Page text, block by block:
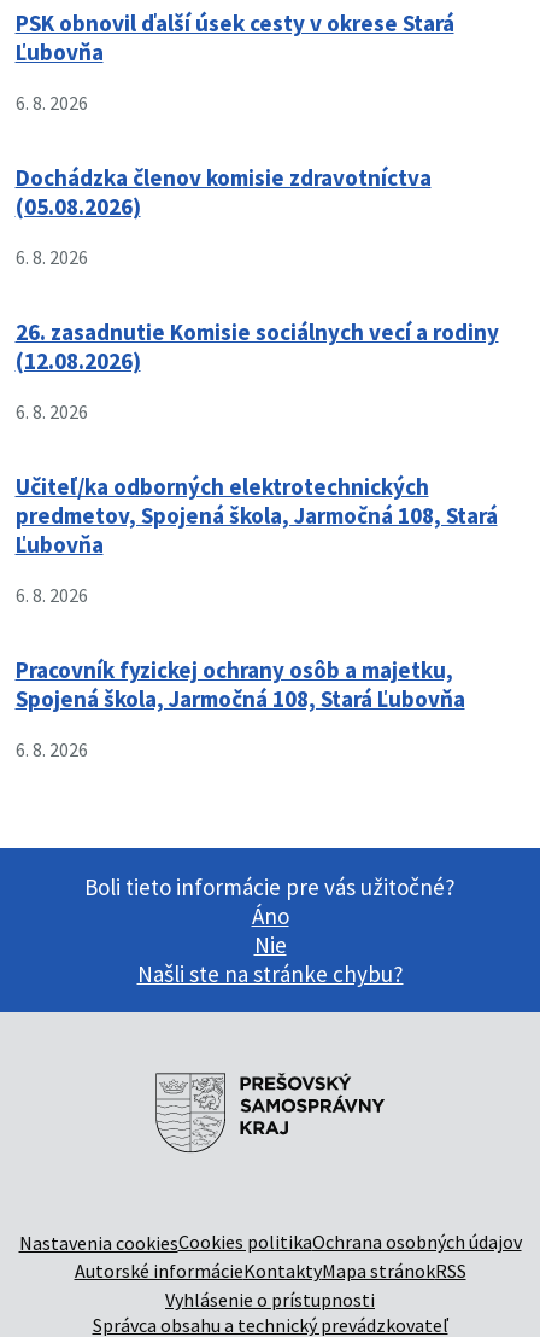
PSK obnovil ďalší úsek cesty v okrese Stará
Ľubovňa
6. 8. 2026
Dochádzka členov komisie zdravotníctva
(05.08.2026)
6. 8. 2026
26. zasadnutie Komisie sociálnych vecí a rodiny
(12.08.2026)
6. 8. 2026
Učiteľ/ka odborných elektrotechnických
predmetov, Spojená škola, Jarmočná 108, Stará
Ľubovňa
6. 8. 2026
Pracovník fyzickej ochrany osôb a majetku,
Spojená škola, Jarmočná 108, Stará Ľubovňa
6. 8. 2026
Boli tieto informácie pre vás užitočné?
Áno
Nie
Našli ste na stránke chybu?
Nastavenia cookiesCookies politikaOchrana osobných údajov
Autorské informácieKontaktyMapa stránokRSS
Vyhlásenie o prístupnosti
Správca obsahu a technický prevádzkovateľ